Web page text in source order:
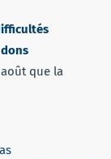
que la